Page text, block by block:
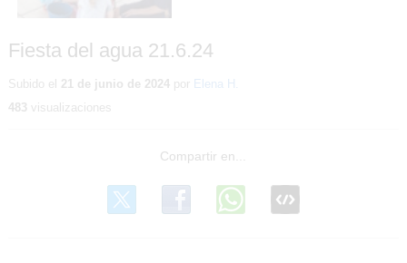
Fiesta del agua 21.6.24
Subido el 21 de junio de 2024por Elena H.
483 visualizaciones
2/29
Fiesta del
agua